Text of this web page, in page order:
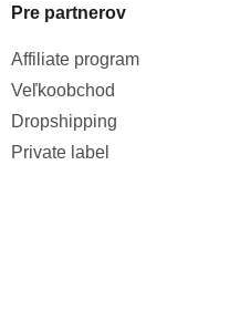
Pre partnerov
Affiliate program
Veľkoobchod
Dropshipping
Private label